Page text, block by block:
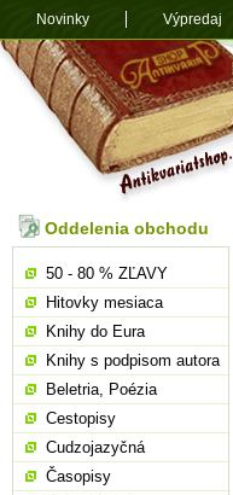
Oddelenia obchodu
50 - 80 % ZĽAVY
Hitovky mesiaca
Knihy do Eura
Knihy s podpisom autora
Beletria, Poézia
Cestopisy
Cudzojazyčná
Časopisy
Novinky Výpredaj